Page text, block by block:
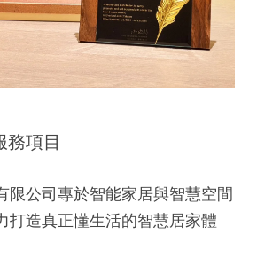
項目
限公司專於智能家居與智慧空間
打造真正懂生活的智慧居家體